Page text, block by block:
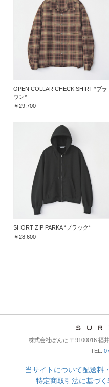
OPEN COLLAR CHECK SHIRT *ブラ
ウン*
￥29,700
SHORT ZIP PARKA *ブラック*
￥28,600
株式会社ぼんた 〒9100016 福
TEL:
当サイトについて配送料
特定商取引法に基づく